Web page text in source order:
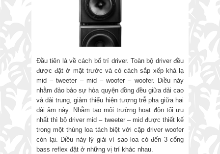
Đầu tiên là về cách bố trí driver. Toàn bộ driver đều
được đặt ở mặt trước và có cách sắp xếp khá lạ
mid – tweeter – mid – woofer – woofer. Điều này
nhằm đảo bảo sự hòa quyện đồng đều giữa dải cao
và dải trung, giảm thiểu hiện tượng trễ pha giữa hai
dải âm này. Nhằm tạo môi trường hoạt độn tối ưu
nhất thì bộ driver mid – tweeter – mid được thiết kế
trong một thùng loa tách biệt với cặp driver woofer
còn lại. Điều này lý giải vì sao loa có đến 3 cổng
bass reflex đặt ở những vị trí khác nhau.